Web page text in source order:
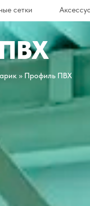
сетки
» Профиль ПВХ